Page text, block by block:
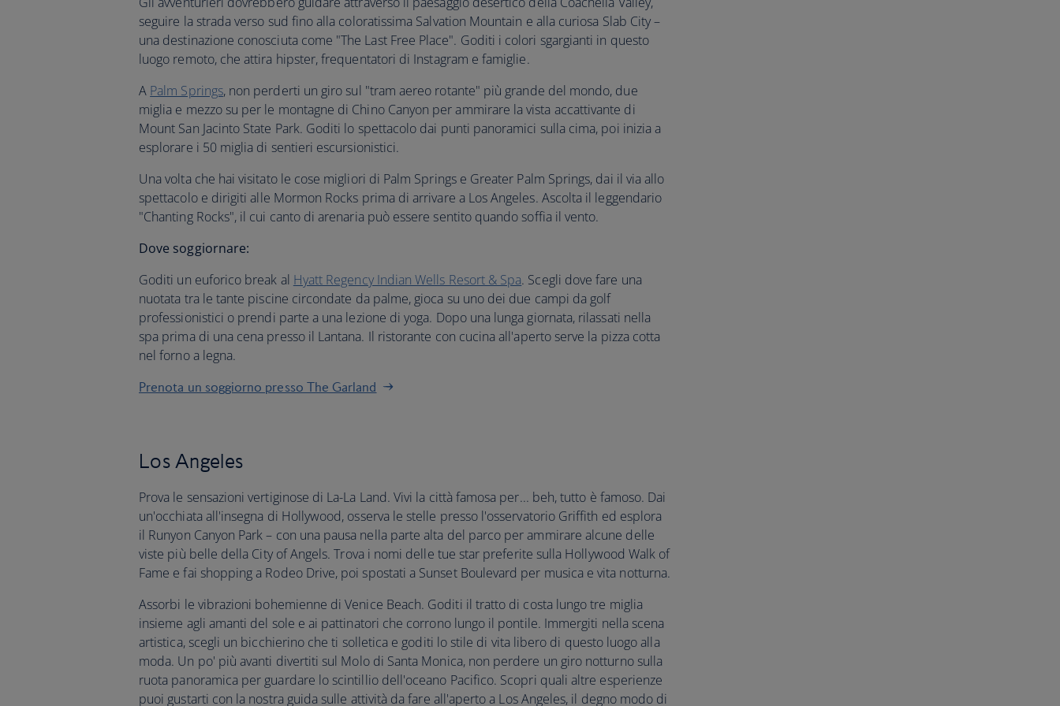
seguire la strada verso sud fino alla coloratissima Salvation Mountain e alla curiosa Slab City –
una destinazione conosciuta come "The Last Free Place". Goditi i colori sgargianti in questo
luogo remoto, che attira hipster, frequentatori di Instagram e famiglie.
A Palm Springs, non perderti un giro sul "tram aereo rotante" più grande del mondo, due
miglia e mezzo su per le montagne di Chino Canyon per ammirare la vista accattivante di
Mount San Jacinto State Park. Goditi lo spettacolo dai punti panoramici sulla cima, poi inizia a
esplorare i 50 miglia di sentieri escursionistici.
Una volta che hai visitato le cose migliori di Palm Springs e Greater Palm Springs, dai il via allo
spettacolo e dirigiti alle Mormon Rocks prima di arrivare a Los Angeles. Ascolta il leggendario
"Chanting Rocks", il cui canto di arenaria può essere sentito quando soffia il vento.
Dove soggiornare:
Goditi un euforico break al Hyatt Regency Indian Wells Resort & Spa. Scegli dove fare una
nuotata tra le tante piscine circondate da palme, gioca su uno dei due campi da golf
professionistici o prendi parte a una lezione di yoga. Dopo una lunga giornata, rilassati nella
spa prima di una cena presso il Lantana. Il ristorante con cucina all'aperto serve la pizza cotta
nel forno a legna.
Prenota un soggiorno presso The Garland
Los Angeles
Prova le sensazioni vertiginose di La-La Land. Vivi la città famosa per... beh, tutto è famoso. Dai
un'occhiata all'insegna di Hollywood, osserva le stelle presso l'osservatorio Griffith ed esplora
il Runyon Canyon Park – con una pausa nella parte alta del parco per ammirare alcune delle
viste più belle della City of Angels. Trova i nomi delle tue star preferite sulla Hollywood Walk of
Fame e fai shopping a Rodeo Drive, poi spostati a Sunset Boulevard per musica e vita notturna.
Assorbi le vibrazioni bohemienne di Venice Beach. Goditi il tratto di costa lungo tre miglia
insieme agli amanti del sole e ai pattinatori che corrono lungo il pontile. Immergiti nella scena
artistica, scegli un bicchierino che ti solletica e goditi lo stile di vita libero di questo luogo alla
moda. Un po' più avanti divertiti sul Molo di Santa Monica, non perdere un giro notturno sulla
ruota panoramica per guardare lo scintillio dell'oceano Pacifico. Scopri quali altre esperienze
puoi gustarti con la nostra guida sulle attività da fare all'aperto a Los Angeles, il degno modo di